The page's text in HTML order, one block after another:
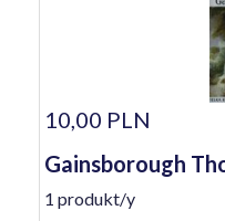
10,00 PLN
Gainsborough
1 produkt/y